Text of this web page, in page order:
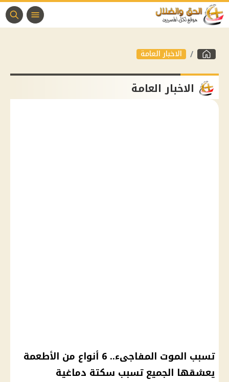
الاخبار العامة
الاخبار العامة
تسبب الموت المفاجىء.. 6 أنواع من الأطعمة
يعشقها الجميع تسبب سكتة دماغية